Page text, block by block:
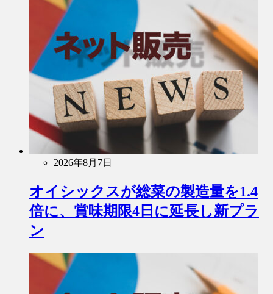
2026年8月7日
オイシックスが総菜の製造量を1.4
倍に、賞味期限4日に延長し新プラ
ン